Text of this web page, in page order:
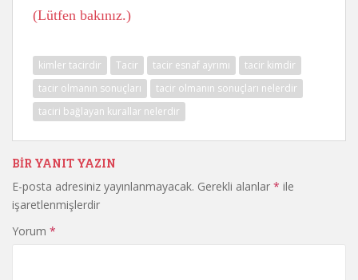
(Lütfen bakınız.)
kimler tacirdir Tacir tacir esnaf ayrımı
tacir kimdir
tacir olmanın sonuçları
tacir olmanın sonuçları nelerdir
taciri bağlayan kurallar nelerdir
BIR YANIT YAZIN
E-posta adresiniz yayınlanmayacak. Gerekli alanlar * ile
işaretlenmişlerdir
Yorum *